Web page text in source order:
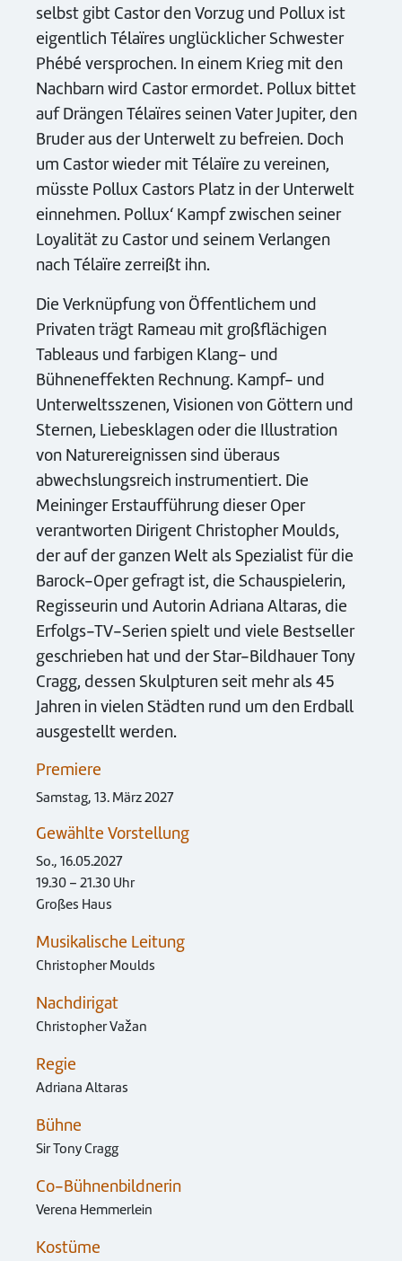
selbst gibt Castor den Vorzug und Pollux ist
eigentlich Télaïres unglücklicher Schwester
Phébé versprochen. In einem Krieg mit den
Nachbarn wird Castor ermordet. Pollux bittet
auf Drängen Télaïres seinen Vater Jupiter, den
Bruder aus der Unterwelt zu befreien. Doch
um Castor wieder mit Télaïre zu vereinen,
müsste Pollux Castors Platz in der Unterwelt
einnehmen. Pollux‘ Kampf zwischen seiner
Loyalität zu Castor und seinem Verlangen
nach Télaïre zerreißt ihn.
Die Verknüpfung von Öffentlichem und
Privaten trägt Rameau mit großflächigen
Tableaus und farbigen Klang- und
Bühneneffekten Rechnung. Kampf- und
Unterweltsszenen, Visionen von Göttern und
Sternen, Liebesklagen oder die Illustration
von Naturereignissen sind überaus
abwechslungsreich instrumentiert. Die
Meininger Erstaufführung dieser Oper
verantworten Dirigent Christopher Moulds,
der auf der ganzen Welt als Spezialist für die
Barock-Oper gefragt ist, die Schauspielerin,
Regisseurin und Autorin Adriana Altaras, die
Erfolgs-TV-Serien spielt und viele Bestseller
geschrieben hat und der Star-Bildhauer Tony
Cragg, dessen Skulpturen seit mehr als 45
Jahren in vielen Städten rund um den Erdball
ausgestellt werden.
Premiere
Samstag, 13. März 2027
Gewählte Vorstellung
So., 16.05.2027
19.30 – 21.30 Uhr
Großes Haus
Musikalische Leitung
Christopher Moulds
Nachdirigat
Christopher Važan
Regie
Adriana Altaras
Bühne
Sir Tony Cragg
Co-Bühnenbildnerin
Verena Hemmerlein
Kostüme